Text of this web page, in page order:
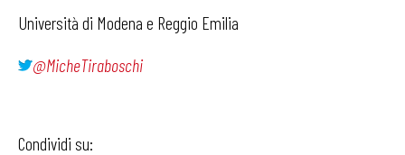
Università di Modena e Reggio Emilia
@MicheTiraboschi
Condividi su: